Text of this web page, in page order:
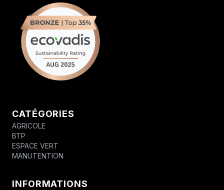
CATÉGORIES
AGRICOLE
BTP
ESPACE VERT
MANUTENTION
INFORMATIONS